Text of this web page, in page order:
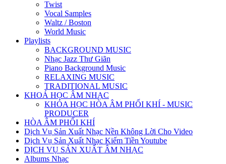
Twist
Vocal Samples
Waltz / Boston
World Music
Playlists
BACKGROUND MUSIC
Nhạc Jazz Thư Giãn
Piano Background Music
RELAXING MUSIC
TRADITIONAL MUSIC
KHOÁ HỌC ÂM NHẠC
KHÓA HỌC HÒA ÂM PHỐI KHÍ - MUSIC
PRODUCER
HÒA ÂM PHỐI KHÍ
Dịch Vụ Sản Xuất Nhạc Nền Không Lời Cho Video
Dịch Vụ Sản Xuất Nhạc Kiếm Tiền Youtube
DỊCH VỤ SẢN XUẤT ÂM NHẠC
Albums Nhạc